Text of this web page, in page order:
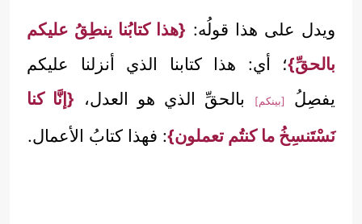
ويدل على هذا قولُه: {هذا كتابُنا ينطِقُ عليكم
بالحقِّ}؛ أي: هذا كتابنا الذي أنزلنا عليكم
يفصِلُ
[بينكم] بالحقِّ الذي هو العدل، {إنَّا كنا
نَسْتَنسِخُ ما كنتُم تعملون}: فهذا كتابُ الأعمال.